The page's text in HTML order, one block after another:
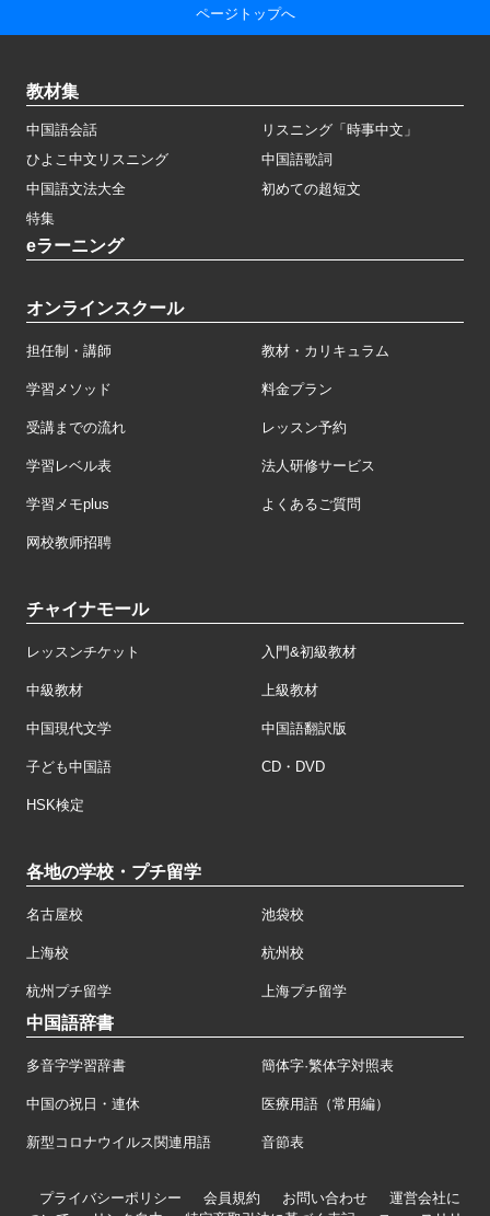
ページトップへ
教材集
中国語会話
リスニング「時事中文」
ひよこ中文リスニング
中国語歌詞
中国語文法大全
初めての超短文
特集
eラーニング
オンラインスクール
担任制・講師 教材・カリキュラム
学習メソッド 料金プラン
受講までの流れ レッスン予約
学習レベル表 法人研修サービス
学習メモplus よくあるご質問
网校教师招聘
チャイナモール
レッスンチケット 入門&初級教材
中級教材 上級教材
中国現代文学 中国語翻訳版
子ども中国語 CD・DVD
HSK検定
各地の学校・プチ留学
名古屋校 池袋校
上海校 杭州校
杭州プチ留学 上海プチ留学
中国語辞書
多音字学習辞書 簡体字·繁体字対照表
中国の祝日・連休 医療用語（常用編）
新型コロナウイルス関連用語 音節表
プライバシーポリシー 会員規約 お問い合わせ
運営会社に